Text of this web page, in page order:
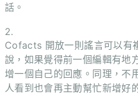
話。
2.
Cofacts 開放一則謠言可以有
說，如果覺得前一個編輯有地
增一個自己的回應。同理，不
人看到也會再主動幫忙新增好